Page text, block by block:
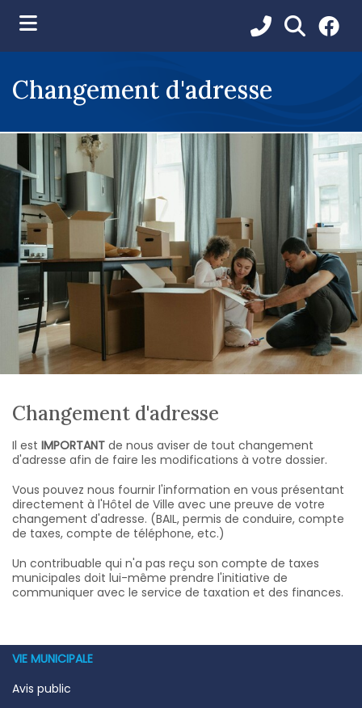
(Services aux citoyens )
(Loisirs et communications )
(Environnement )
(Développement et urbanisme )
Changement d'adresse
Changement d'adresse
Il est IMPORTANT de nous aviser de tout changement
d'adresse afin de faire les modifications à votre dossier.
Vous pouvez nous fournir l'information en vous présentant
directement à l'Hôtel de Ville avec une preuve de votre
changement d'adresse. (BAIL, permis de conduire, compte
de taxes, compte de téléphone, etc.)
Un contribuable qui n'a pas reçu son compte de taxes
municipales doit lui-même prendre l'initiative de
communiquer avec le service de taxation et des finances.
VIE MUNICIPALE
Avis public